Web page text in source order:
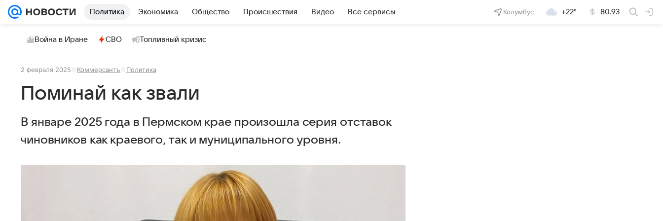
Политика Экономика Общество Происшествия Видео Все сервисы Колумбус +22° 80.93
Война в Иране СВО Топливный кризис
2 февраля 2025 Коммерсантъ Политика
Поминай как звали
В январе 2025 года в Пермском крае произошла серия отставок
чиновников как краевого, так и муниципального уровня.